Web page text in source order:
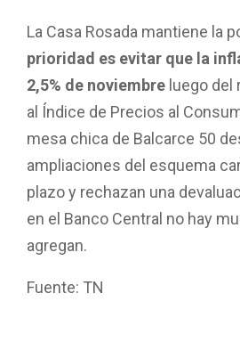
La Casa Rosada mantiene la
prioridad es evitar que la
2,5% de noviembre luego
al Índice de Precios al
mesa chica de Balcarce 50
ampliaciones del esquema
plazo y rechazan una
en el Banco Central no hay
agregan.
Fuente: TN